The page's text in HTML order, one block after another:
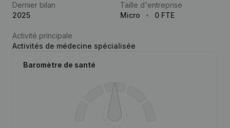
Dernier bilan
2025
Taille d'entreprise
Micro
0 FTE
Activité principale
Activités de médecine spécialisée
Baromètre de santé